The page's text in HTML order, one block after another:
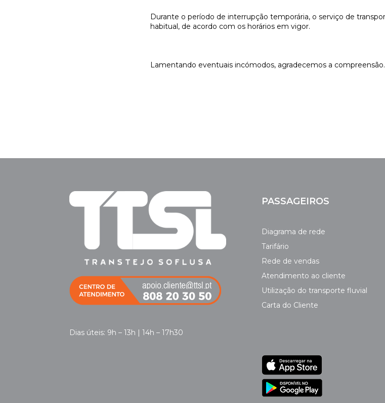
Durante o período de interrupção temporária, o serviço de
habitual, de acordo com os horários em vigor.
Lamentando eventuais incómodos, agradecemos a compreensão.
Dias úteis: 9h – 13h | 14h – 17h30
PASSAGEIROS
Diagrama de rede
Tarifário
Rede de vendas
Atendimento ao cliente
Utilização do transporte fluvial
Carta do Cliente